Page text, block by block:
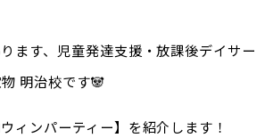
ます、児童発達支援・放課後デイサー
明治校です🐼
ィンパーティー】を紹介します！